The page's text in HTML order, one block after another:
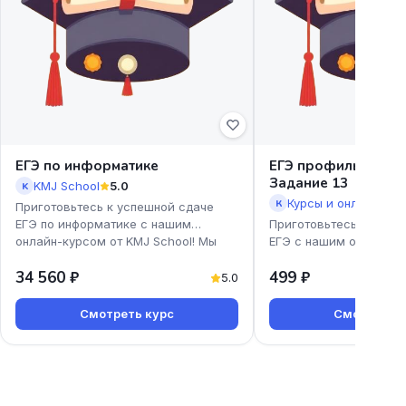
ЕГЭ по информатике
K KMJ School
5.0
Приготовьтесь к успешной сдаче
ЕГЭ по информатике с нашим
онлайн-курсом от KMJ School! Мы
34 560 ₽ 5.0
Смотреть курс
ЕГЭ профиль.
Задание 13
К
Приготовьтесь к
ЕГЭ с нашим онлайн-
Екатерины
499 ₽
Смотреть